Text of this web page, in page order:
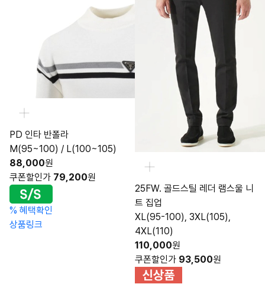
PD 인타 반폴라
M(95~100) / L(100~105)
88,000원
쿠폰할인가 79,200원
% 혜택확인
상품링크
25FW. 골드스틸 레더 램스울 니
트 집업
XL(95-100), 3XL(105),
4XL(110)
110,000원
쿠폰할인가 93,500원